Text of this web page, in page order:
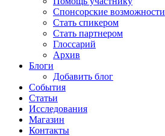
Спонсорские возможности
Стать спикером
Стать партнером
Глоссарий
Архив
Блоги
Добавить блог
События
Статьи
Исследования
Магазин
Контакты